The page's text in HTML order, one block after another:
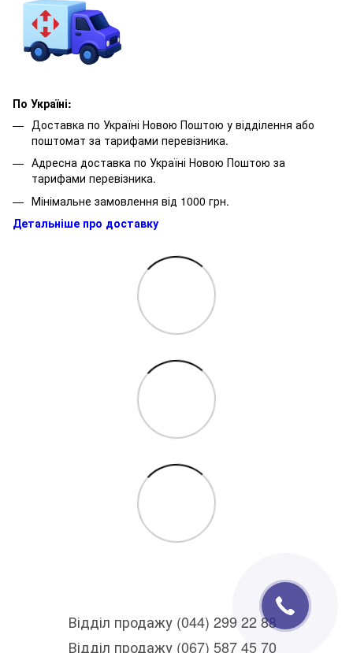
По Україні:
Доставка по Україні Новою Поштою у відділення або
поштомат за тарифами перевізника.
Адресна доставка по Україні Новою Поштою за
тарифами перевізника.
Мінімальне замовлення від 1000 грн.
Детальніше про доставку
Відділ продажу (044) 299 22 88
Відділ продажу (067) 587 45 70